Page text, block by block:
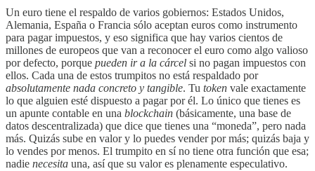
Un euro tiene el respaldo de varios gobiernos: Estados Unidos,
Alemania, España o Francia sólo aceptan euros como instrumento
para pagar impuestos, y eso significa que hay varios cientos de
millones de europeos que van a reconocer el euro como algo valioso
por defecto, porque pueden ir a la cárcel si no pagan impuestos con
ellos. Cada una de estos trumpitos no está respaldado por
absolutamente nada concreto y tangible. Tu token vale exactamente
lo que alguien esté dispuesto a pagar por él. Lo único que tienes es
un apunte contable en una blockchain (básicamente, una base de
datos descentralizada) que dice que tienes una “moneda”, pero nada
más. Quizás sube en valor y lo puedes vender por más; quizás baja y
lo vendes por menos. El trumpito en sí no tiene otra función que esa;
nadie necesita una, así que su valor es plenamente especulativo.